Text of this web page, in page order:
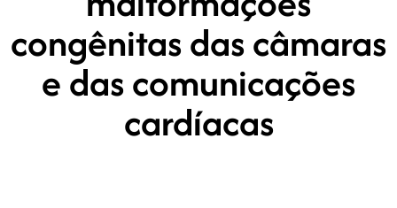
congênitas das câmaras
e das comunicações
cardíacas